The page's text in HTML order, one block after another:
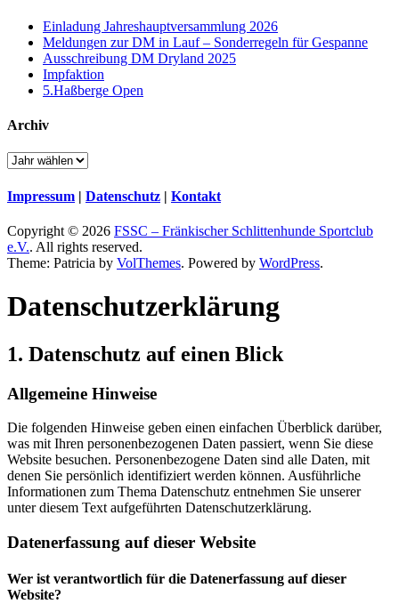
Einladung Jahreshauptversammlung 2026
Meldungen zur DM in Lauf – Sonderregeln für Gespanne
Ausschreibung DM Dryland 2025
Impfaktion
5.Haßberge Open
Archiv
Impressum | Datenschutz | Kontakt
Copyright © 2026 FSSC – Fränkischer Schlittenhunde Sportclub
e.V.. All rights reserved.
Theme: Patricia by VolThemes. Powered by WordPress.
Datenschutz­erklärung
1. Datenschutz auf einen Blick
Allgemeine Hinweise
Die folgenden Hinweise geben einen einfachen Überblick darüber,
was mit Ihren personenbezogenen Daten passiert, wenn Sie diese
Website besuchen. Personenbezogene Daten sind alle Daten, mit
denen Sie persönlich identifiziert werden können. Ausführliche
Informationen zum Thema Datenschutz entnehmen Sie unserer
unter diesem Text aufgeführten Datenschutzerklärung.
Datenerfassung auf dieser Website
Wer ist verantwortlich für die Datenerfassung auf dieser
Website?